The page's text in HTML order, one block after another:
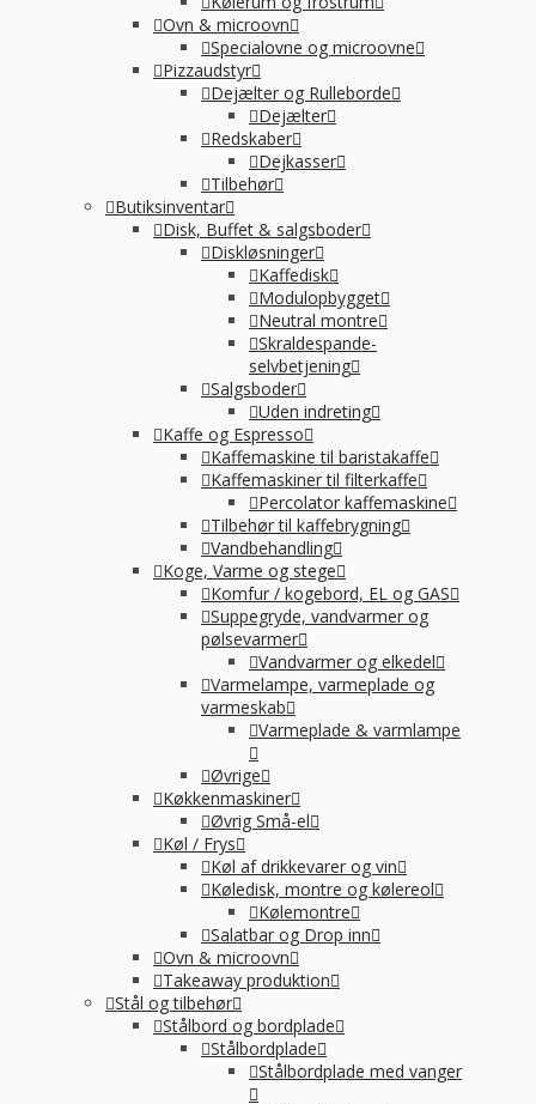
Ovn & microovn
Specialovne og microovne
Pizzaudstyr
Dejælter og Rulleborde
Dejælter
Redskaber
Dejkasser
Tilbehør
Butiksinventar
Disk, Buffet & salgsboder
Diskløsninger
Kaffedisk
Modulopbygget
Neutral montre
Skraldespande-
selvbetjening
Salgsboder
Uden indreting
Kaffe og Espresso
Kaffemaskine til baristakaffe
Kaffemaskiner til filterkaffe
Percolator kaffemaskine
Tilbehør til kaffebrygning
Vandbehandling
Koge, Varme og stege
Komfur / kogebord, EL og GAS
Suppegryde, vandvarmer og
pølsevarmer
Vandvarmer og elkedel
Varmelampe, varmeplade og
varmeskab
Varmeplade & varmlampe
Øvrige
Køkkenmaskiner
Øvrig Små-el
Køl / Frys
Køl af drikkevarer og vin
Køledisk, montre og kølereol
Kølemontre
Salatbar og Drop inn
Ovn & microovn
Takeaway produktion
Stål og tilbehør
Stålbord og bordplade
Stålbordplade
Stålbordplade med vanger